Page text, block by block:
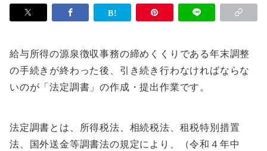
給与所得の源泉徴収事務の締めくくりである年末調整
の手続きが終わった後、引き続き行わなければならな
いのが「法定調書」の作成・提出作業です。
法定調書とは、所得税法、相続税法、租税特別措置
法、国外送金等調書法の規定により、（令和４年中